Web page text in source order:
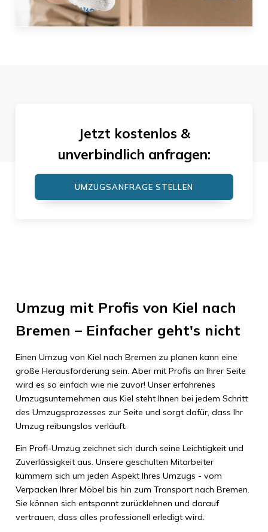
Jetzt kostenlos &
unverbindlich anfragen:
UMZUGSANFRAGE STELLEN
Umzug mit Profis von Kiel nach
Bremen – Einfacher geht's nicht
Einen Umzug von Kiel nach Bremen zu planen kann eine
große Herausforderung sein. Aber mit Profis an Ihrer Seite
wird es so einfach wie nie zuvor! Unser erfahrenes
Umzugsunternehmen aus Kiel steht Ihnen bei jedem Schritt
des Umzugsprozesses zur Seite und sorgt dafür, dass Ihr
Umzug reibungslos verläuft.
Ein Profi-Umzug zeichnet sich durch seine Leichtigkeit und
Zuverlässigkeit aus. Unsere geschulten Mitarbeiter
kümmern sich um jeden Aspekt Ihres Umzugs - vom
Verpacken Ihrer Möbel bis hin zum Transport nach Bremen.
Sie können sich entspannt zurücklehnen und darauf
vertrauen, dass alles professionell erledigt wird.